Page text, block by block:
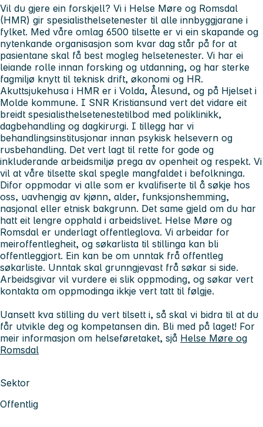
Vil du gjere ein forskjell? Vi i Helse Møre og Romsdal
(HMR) gir spesialisthelsetenester til alle innbyggjarane i
fylket. Med våre omlag 6500 tilsette er vi ein skapande og
nytenkande organisasjon som kvar dag står på for at
pasientane skal få best mogleg helsetenester. Vi har ei
leiande rolle innan forsking og utdanning, og har sterke
fagmiljø knytt til teknisk drift, økonomi og HR.
Akuttsjukehusa i HMR er i Volda, Ålesund, og på Hjelset i
Molde kommune. I SNR Kristiansund vert det vidare eit
breidt spesialisthelsetenestetilbod med poliklinikk,
dagbehandling og dagkirurgi. I tillegg har vi
behandlingsinstitusjonar innan psykisk helsevern og
rusbehandling. Det vert lagt til rette for gode og
inkluderande arbeidsmiljø prega av openheit og respekt. Vi
vil at våre tilsette skal spegle mangfaldet i befolkninga.
Difor oppmodar vi alle som er kvalifiserte til å søkje hos
oss, uavhengig av kjønn, alder, funksjonshemming,
nasjonal eller etnisk bakgrunn. Det same gjeld om du har
hatt eit lengre opphald i arbeidslivet. Helse Møre og
Romsdal er underlagt offentleglova. Vi arbeidar for
meiroffentlegheit, og søkarlista til stillinga kan bli
offentleggjort. Ein kan be om unntak frå offentleg
søkarliste. Unntak skal grunngjevast frå søkar si side.
Arbeidsgivar vil vurdere ei slik oppmoding, og søkar vert
kontakta om oppmodinga ikkje vert tatt til følgje.
Uansett kva stilling du vert tilsett i, så skal vi bidra til at du
får utvikle deg og kompetansen din. Bli med på laget! For
meir informasjon om helseføretaket, sjå Helse Møre og
Romsdal
Sektor
Offentlig